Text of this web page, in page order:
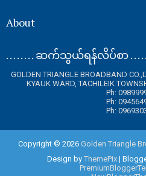
About
. . . . . . . . ဆက်သွယ်ရန်လိပ်စာ . . . .
GOLDEN TRIANGLE BROADBAND
KYAUK WARD, TACHILEIK
Ph:
Ph:
Ph:
Copyright © 2026 Golden Triangle
Design by ThemePix|